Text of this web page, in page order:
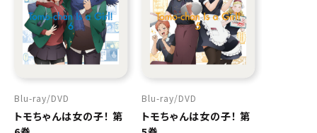
Blu-ray DVD
トモちゃんは女の子！ 第
Blu-ray DVD
トモちゃんは女の子！ 第